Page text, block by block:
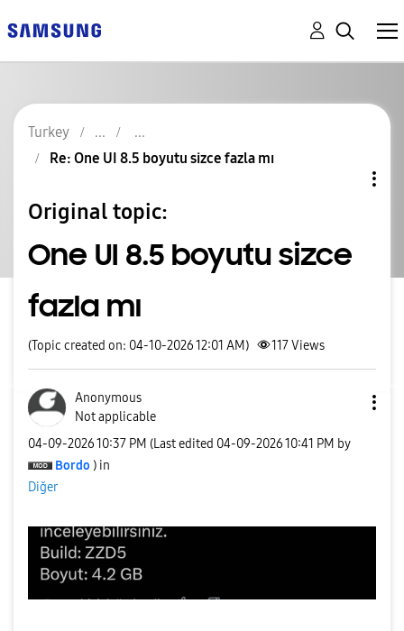
Turkey
Re: One UI 8.5 boyutu sizce fazla mı
Original topic:
One UI 8.5 boyutu sizce
fazla mı
(Topic created on: 04-10-2026 12:01 AM) 117Views
Anonymous
Not applicable
‎04-09-202610:37 PM (Last edited ‎04-09-202610:41 PM by
Bordo ) in
Diğer